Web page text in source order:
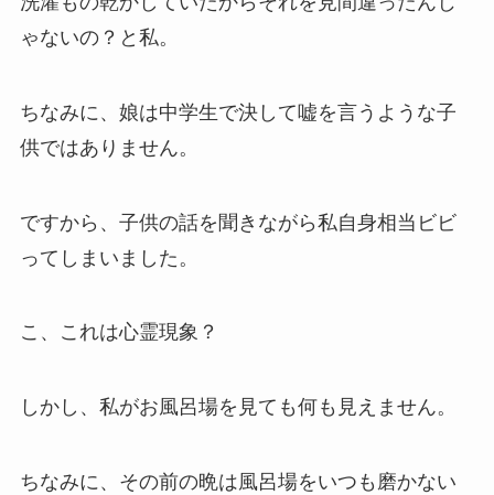
ゃないの？と私。
ちなみに、娘は中学生で決して嘘を言うような子
供ではありません。
ですから、子供の話を聞きながら私自身相当ビビ
ってしまいました。
こ、これは心霊現象？
しかし、私がお風呂場を見ても何も見えません。
ちなみに、その前の晩は風呂場をいつも磨かない